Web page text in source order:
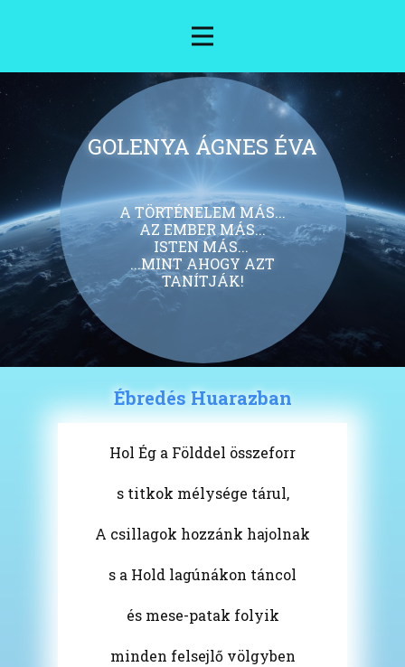
GOLENYA ÁGNES ÉVA
A TÖRTÉNELEM MÁS...
AZ EMBER MÁS...
ISTEN MÁS...
...MINT AHOGY AZT
TANÍTJÁK!
Ébredés Huarazban
Hol Ég a Földdel összeforr
s titkok mélysége tárul,
A csillagok hozzánk hajolnak
s a Hold lagúnákon táncol
és mese-patak folyik
minden felsejlő völgyben